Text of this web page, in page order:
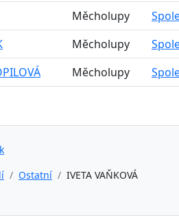
Měcholupy
Měcholupy
Měcholupy
Ostatní IVETA VAŇKOVÁ